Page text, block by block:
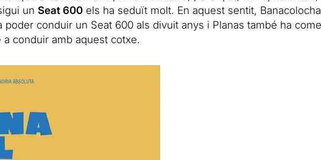
un Seat 600els ha seduït molt. En aquest sentit,
poder conduir un Seat 600 als divuit anys i Planas també ha
a conduir amb aquest cotxe.